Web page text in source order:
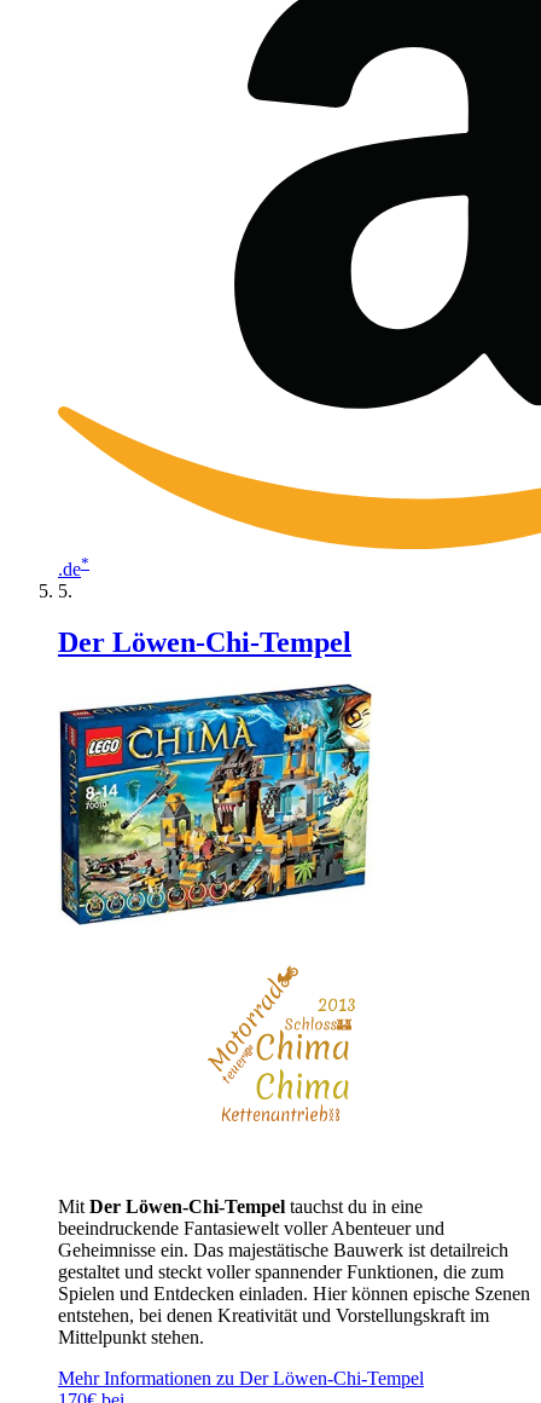
.de*
Der Löwen-Chi-Tempel
Mit Der Löwen-Chi-Tempel tauchst du in eine
beeindruckende Fantasiewelt voller Abenteuer und
Geheimnisse ein. Das majestätische Bauwerk ist detailreich
gestaltet und steckt voller spannender Funktionen, die zum
Spielen und Entdecken einladen. Hier können epische Szenen
entstehen, bei denen Kreativität und Vorstellungskraft im
Mittelpunkt stehen.
Mehr Informationen zu Der Löwen-Chi-Tempel